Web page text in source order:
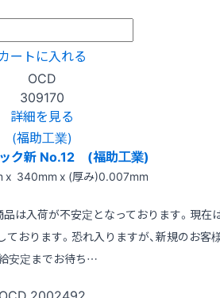
カートに入れる
OCD
309170
詳細を見る
ク新 No.12 (福助工業)
x 340mm x (厚み)0.007mm
は入荷が不安定となっております。現在
おります。恐れ入りますが、新規のお客
安定までお待ち…